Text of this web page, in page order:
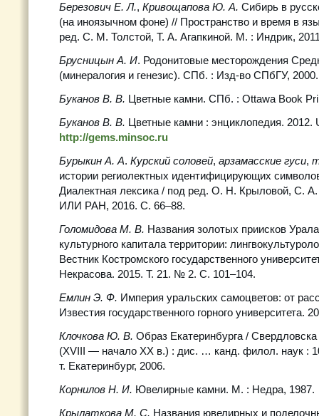
Березович Е. Л., Кривощапова Ю. А. Сибирь в
(на иноязычном фоне) // Пространство и время в
ред. С. М. Толстой, Т. А. Агапкиной. М. : Индрик,
Брусницын А. И. Родонитовые месторождения
(минералогия и генезис). СПб. : Изд-во СПбГУ, 2000.
Буканов В. В. Цветные камни. СПб. : Ottawa Book
Буканов В. В. Цветные камни : энциклопедия. 2012.
http://gems.minsoc.ru
Бурыкин А. А. Курский соловей, арзамасские гуси,
истории региолектных идентифицирующих
Диалектная лексика / под ред. О. Н. Крыловой, С.
ИЛИ РАН, 2016. С. 66–88.
Голомидова М. В. Названия золотых приисков
культурного капитала территории:
Вестник Костромского государственного
Некрасова. 2015. Т. 21. № 2. С. 101–104.
Емлин Э. Ф. Империя уральских самоцветов: от
Известия государственного горного университета.
Клочкова Ю. В. Образ Екатеринбурга / Свердловска
(XVIII — начало XX в.) : дис. … канд. филол. наук :
т. Екатеринбург, 2006.
Корнилов Н. И. Ювелирные камни. М. : Недра, 1987.
Крылаткова М. С. Названия ювелирных и